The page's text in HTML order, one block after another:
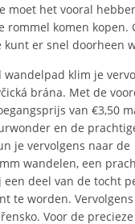
moet het vooral
rommel komen kopen.
kunt er snel doorheen
wandelpad klim je
brána. Met de
van €3,50
en de
je vervolgens naar de
wandelen, een
een deel van de tocht
te worden.
Voor de